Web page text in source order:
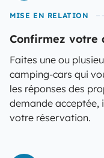
MISE EN RELATION
Confirmez votre
Faites une ou
camping-cars qui
les réponses des
demande acceptée,
votre réservation.